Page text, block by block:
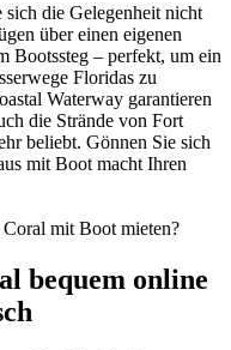
die Gelegenheit nicht
über einen eigenen
Bootssteg – perfekt, um ein
Floridas zu
Waterway garantieren
die Strände von Fort
beliebt. Gönnen Sie sich
mit Boot macht Ihren
bequem online